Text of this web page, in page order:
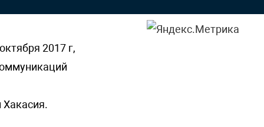
2017 г,
Хакасия.